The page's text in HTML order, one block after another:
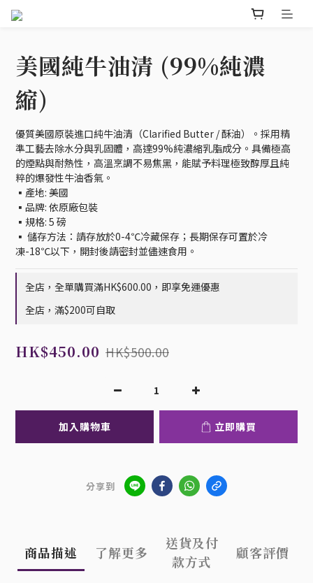
美國純牛油清 (99%純濃
縮)
優質美國原裝進口純牛油清（Clarified Butter / 酥油）。採用精
準工藝去除水分與乳固體，高達99%純濃縮乳脂成分。具備極高
的煙點與耐熱性，高溫烹調不易焦黑，能賦予料理極致醇厚且純
粹的爆發性牛油香氣。
▪️產地: 美國
▪️品牌: 依原廠包裝
▪️規格: 5 磅
▪️ 儲存方法：請存放於0-4℃冷藏保存；長期保存可置於冷
凍-18℃以下，開封後請密封並儘速食用。
全店，全單購買滿HK$600.00，即享免運優惠
全店，滿$200可自取
HK$450.00 HK$500.00
加入購物車 立即購買
分享到
商品描述 了解更多
送貨及付
款方式
顧客評價